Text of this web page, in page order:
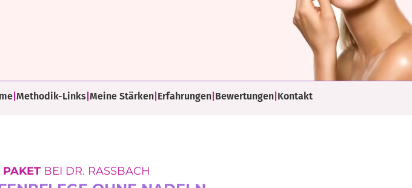
Methodik-Links Meine Stärken Erfahrungen Bewertungen Kontakt
BEI DR. RASSBACH